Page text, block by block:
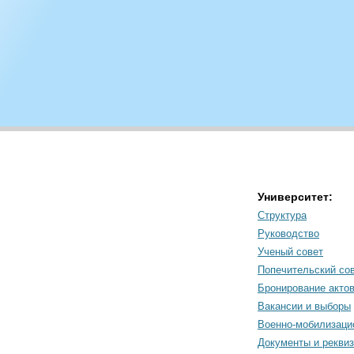
Университет:
Структура
Руководство
Ученый совет
Попечительский
Бронирование
Вакансии и выборы
Военно-
Документы и